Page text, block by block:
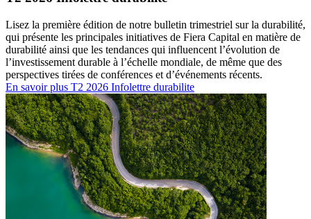
Lisez la première édition de notre bulletin trimestriel sur la durabilité,
qui présente les principales initiatives de Fiera Capital en matière de
durabilité ainsi que les tendances qui influencent l’évolution de
l’investissement durable à l’échelle mondiale, de même que des
perspectives tirées de conférences et d’événements récents.
En savoir plus T2 2026 Infolettre durabilite